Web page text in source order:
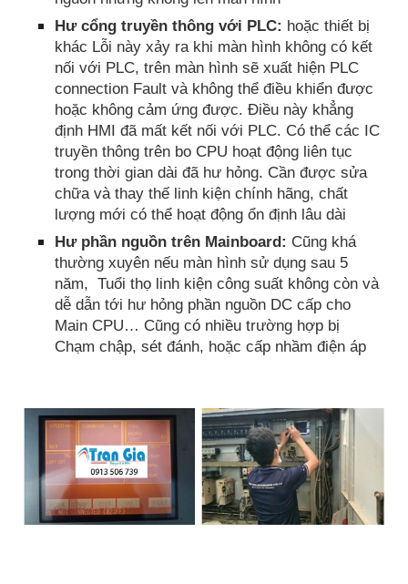
Hư cổng truyền thông với PLC: hoặc thiết bị
khác Lỗi này xảy ra khi màn hình không có kết
nối với PLC, trên màn hình sẽ xuất hiện PLC
connection Fault và không thể điều khiển được
hoặc không cảm ứng được. Điều này khẳng
định HMI đã mất kết nối với PLC. Có thể các IC
truyền thông trên bo CPU hoạt động liên tục
trong thời gian dài đã hư hỏng. Cần được sửa
chữa và thay thế linh kiện chính hãng, chất
lượng mới có thể hoạt động ổn định lâu dài
Hư phần nguồn trên Mainboard: Cũng khá
thường xuyên nếu màn hình sử dụng sau 5
năm, Tuổi thọ linh kiện công suất không còn và
dễ dẫn tới hư hỏng phần nguồn DC cấp cho
Main CPU… Cũng có nhiều trường hợp bị
Chạm chập, sét đánh, hoặc cấp nhầm điện áp